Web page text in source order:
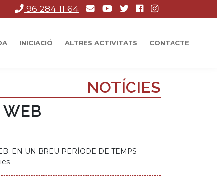
96 284 11 64
INICIACIÓ ALTRES ACTIVITATS CONTACTE
NOTÍCIES
WEB
EN UN BREU PERÍODE DE TEMPS